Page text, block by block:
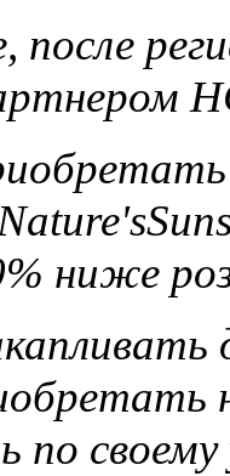
после
ниже
по